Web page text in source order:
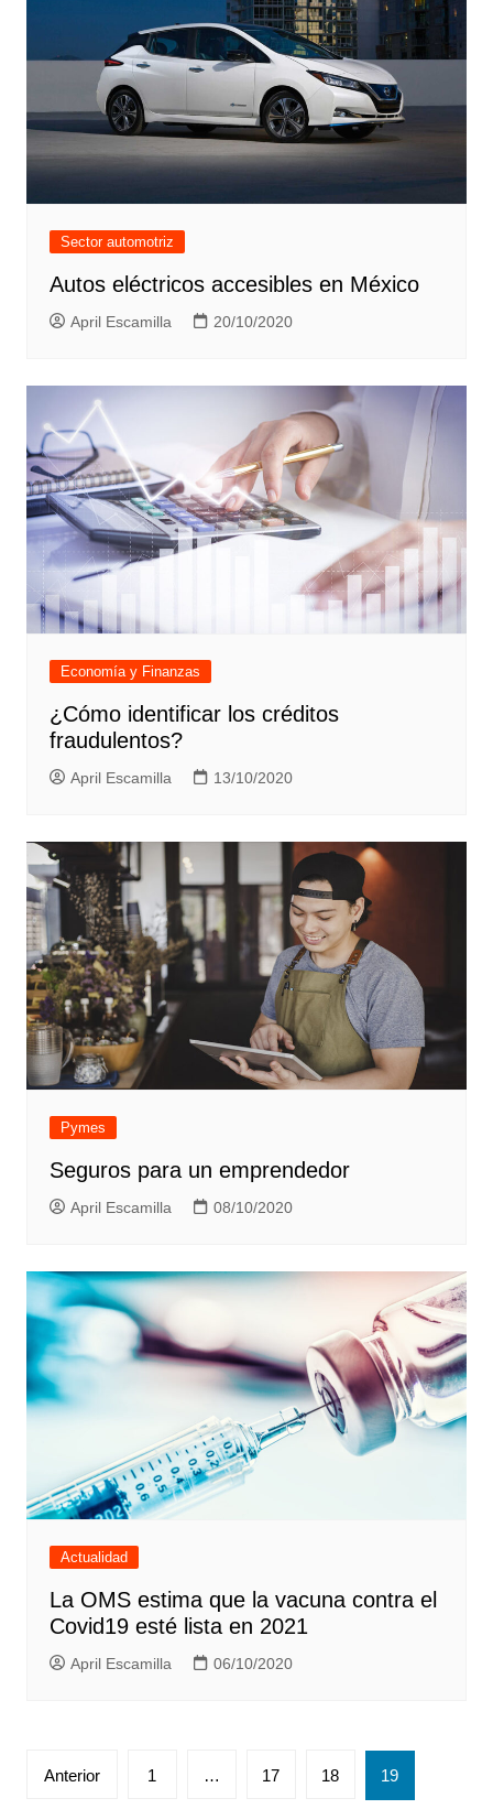
Sector automotriz
Autos eléctricos accesibles en México
April Escamilla 20/10/2020
Economía y Finanzas
¿Cómo identificar los créditos
fraudulentos?
April Escamilla 13/10/2020
Pymes
Seguros para un emprendedor
April Escamilla 08/10/2020
Actualidad
La OMS estima que la vacuna contra el
Covid19 esté lista en 2021
April Escamilla 06/10/2020
Paginación
Anterior 1 … 17 18 19